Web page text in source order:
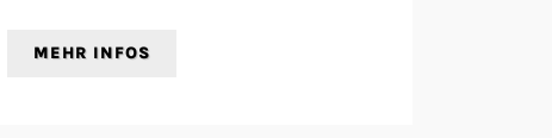
MEHR INFOS